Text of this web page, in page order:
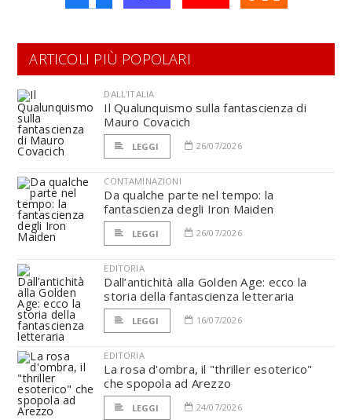
ARTICOLI PIÙ POPOLARI
DALL'ITALIA
Il Qualunquismo sulla fantascienza di
Mauro Covacich
LEGGI 26/07/2026
CONTAMINAZIONI
Da qualche parte nel tempo: la
fantascienza degli Iron Maiden
LEGGI 26/07/2026
EDITORIA
Dall’antichità alla Golden Age: ecco la
storia della fantascienza letteraria
LEGGI 16/07/2026
EDITORIA
La rosa d'ombra, il "thriller esoterico"
che spopola ad Arezzo
LEGGI 24/07/2026